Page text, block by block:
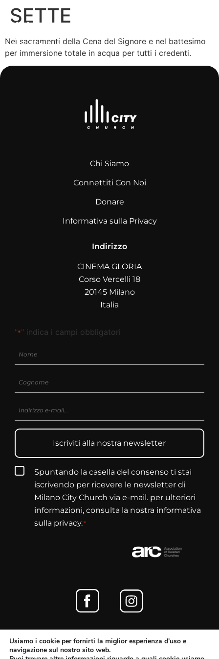
SETTE
Nei sacramenti della Cena del Signore e nel battesimo
per immersione totale in acqua per tutti i credenti.
Chi Siamo
Connettiti Con Noi
Donare
Informativa sulla Privacy
Indirizzo
CINEMA GLORIA
Corso Vercelli 18
20145 Milano
Italia
"*" indica i campi obbligatori
Iscriviti alla nostra newsletter
Consenso*
Spuntando la casella del consenso ti stai
iscrivendo per ricevere le newsletter di
Milano City Church via e-mail. per ulteriori
informazioni, consulta la nostra informativa
sulla privacy.*
Copyright © 2026 Milano City Church. All rights
reserved.
Usiamo i cookie per fornirti la miglior esperienza d'uso e
navigazione sul nostro sito web.